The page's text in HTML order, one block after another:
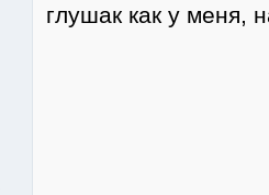
глушак как у меня,